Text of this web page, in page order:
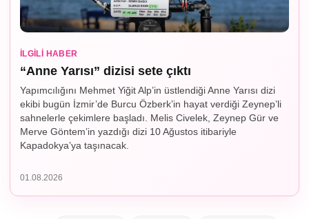
İLGILI HABER
“Anne Yarısı” dizisi sete çıktı
Yapımcılığını Mehmet Yiğit Alp’in üstlendiği Anne Yarısı dizi
ekibi bugün İzmir’de Burcu Özberk’in hayat verdiği Zeynep’li
sahnelerle çekimlere başladı. Melis Civelek, Zeynep Gür ve
Merve Göntem’in yazdığı dizi 10 Ağustos itibariyle
Kapadokya’ya taşınacak.
01.08.2026